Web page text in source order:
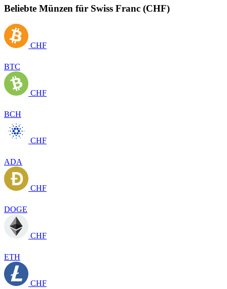
Beliebte Münzen für Swiss Franc (CHF)
CHF
BTC
CHF
BCH
CHF
ADA
CHF
DOGE
CHF
ETH
CHF